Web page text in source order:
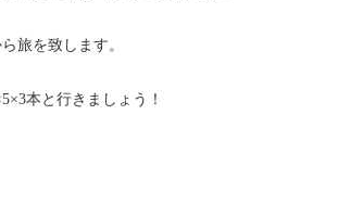
旅を致します。
本と行きましょう！